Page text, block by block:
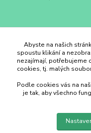
Duhový Ateliér Kroměříž
+420 734 258 002
duhovyatelier@email.cz
Abyste na našich
spoustu klikání a
nezajímají, potřebujeme
cookies, tj. malých
Podle cookies vás na
je tak, aby všechno